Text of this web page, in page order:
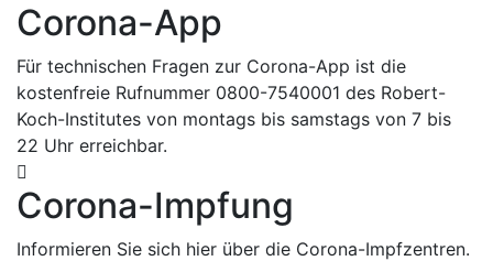
Corona-App
Für technischen Fragen zur Corona-App ist die
kostenfreie Rufnummer 0800-7540001 des Robert-
Koch-Institutes von montags bis samstags von 7 bis
22 Uhr erreichbar.
Corona-Impfung
Informieren Sie sich hier über die Corona-Impfzentren.